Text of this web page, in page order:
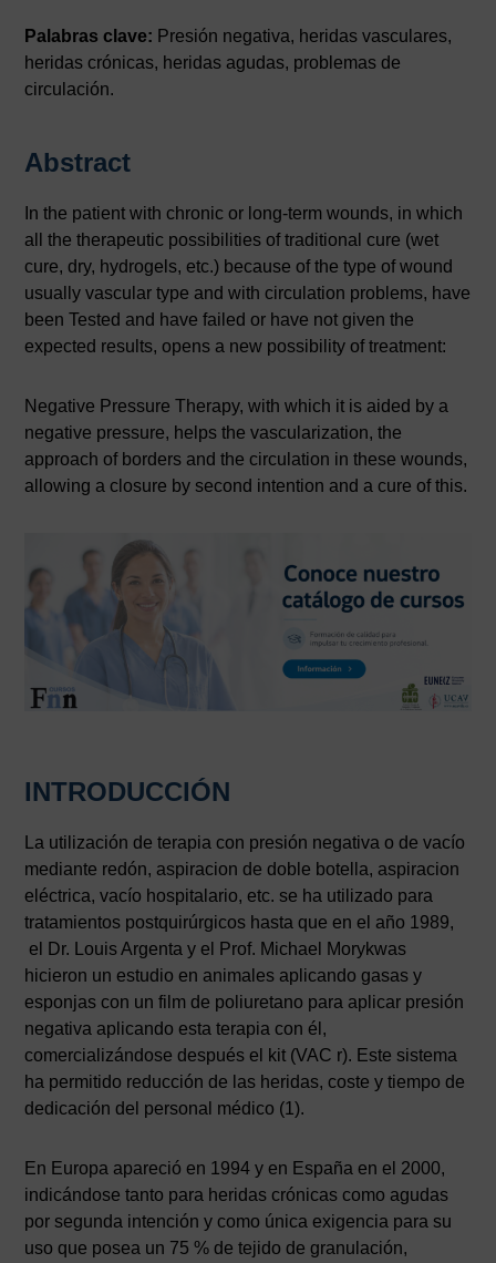
Palabras clave: Presión negativa, heridas vasculares,
heridas crónicas, heridas agudas, problemas de
circulación.
Abstract
In the patient with chronic or long-term wounds, in which
all the therapeutic possibilities of traditional cure (wet
cure, dry, hydrogels, etc.) because of the type of wound
usually vascular type and with circulation problems, have
been Tested and have failed or have not given the
expected results, opens a new possibility of treatment:
Negative Pressure Therapy, with which it is aided by a
negative pressure, helps the vascularization, the
approach of borders and the circulation in these wounds,
allowing a closure by second intention and a cure of this.
INTRODUCCIÓN
La utilización de terapia con presión negativa o de vacío
mediante redón, aspiracion de doble botella, aspiracion
eléctrica, vacío hospitalario, etc. se ha utilizado para
tratamientos postquirúrgicos hasta que en el año 1989,
el Dr. Louis Argenta y el Prof. Michael Morykwas
hicieron un estudio en animales aplicando gasas y
esponjas con un film de poliuretano para aplicar presión
negativa aplicando esta terapia con él,
comercializándose después el kit (VAC r). Este sistema
ha permitido reducción de las heridas, coste y tiempo de
dedicación del personal médico (1).
En Europa apareció en 1994 y en España en el 2000,
indicándose tanto para heridas crónicas como agudas
por segunda intención y como única exigencia para su
uso que posea un 75 % de tejido de granulación,